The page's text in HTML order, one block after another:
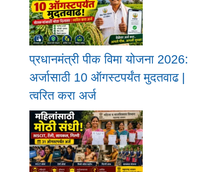
प्रधानमंत्री पीक विमा योजना 2026:
अर्जासाठी 10 ऑगस्टपर्यंत मुदतवाढ |
त्वरित करा अर्ज